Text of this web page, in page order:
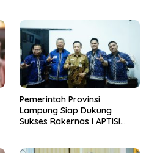
Pemerintah Provinsi
Lampung Siap Dukung
Sukses Rakernas I APTISI